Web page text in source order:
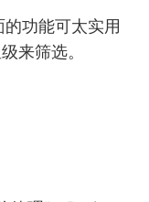
功能可太实用
来筛选。